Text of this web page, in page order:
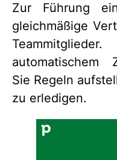
Zur Führung
gleichmäßige
automatischem
Sie Regeln
zu erledigen.